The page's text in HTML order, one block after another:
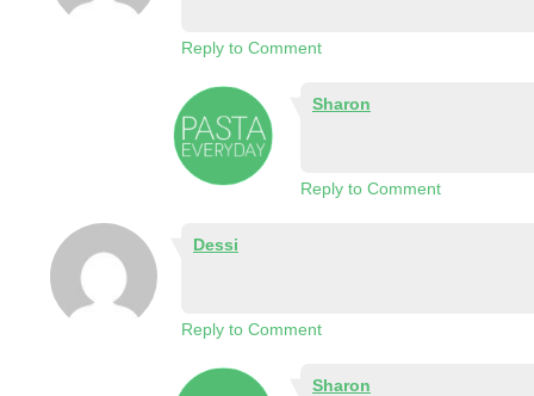
Reply to Comment
Sharon
Reply to Comment
Dessi
Reply to Comment
Sharon